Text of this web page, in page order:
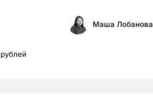
Маша Лобанова